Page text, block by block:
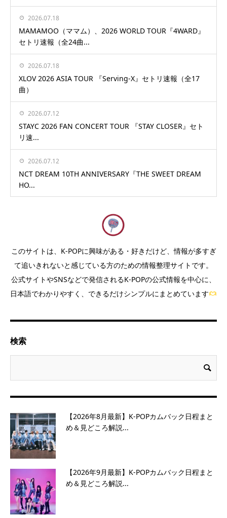
2026.07.18
MAMAMOO（ママム）、2026 WORLD TOUR『4WARD』
セトリ速報（全24曲...
2026.07.18
XLOV 2026 ASIA TOUR 『Serving-X』セトリ速報（全17
曲）
2026.07.12
STAYC 2026 FAN CONCERT TOUR 『STAY CLOSER』セト
リ速...
2026.07.12
NCT DREAM 10TH ANNIVERSARY『THE SWEET DREAM
HO...
このサイトは、K-POPに興味がある・好きだけど、情報が多すぎ
て追いきれないと感じている方のための情報整理サイトです。
公式サイトやSNSなどで発信されるK-POPの公式情報を中心に、
日本語でわかりやすく、できるだけシンプルにまとめています
検索
【2026年8月最新】K-POPカムバック日程まと
め＆見どころ解説...
【2026年9月最新】K-POPカムバック日程まと
め＆見どころ解説...